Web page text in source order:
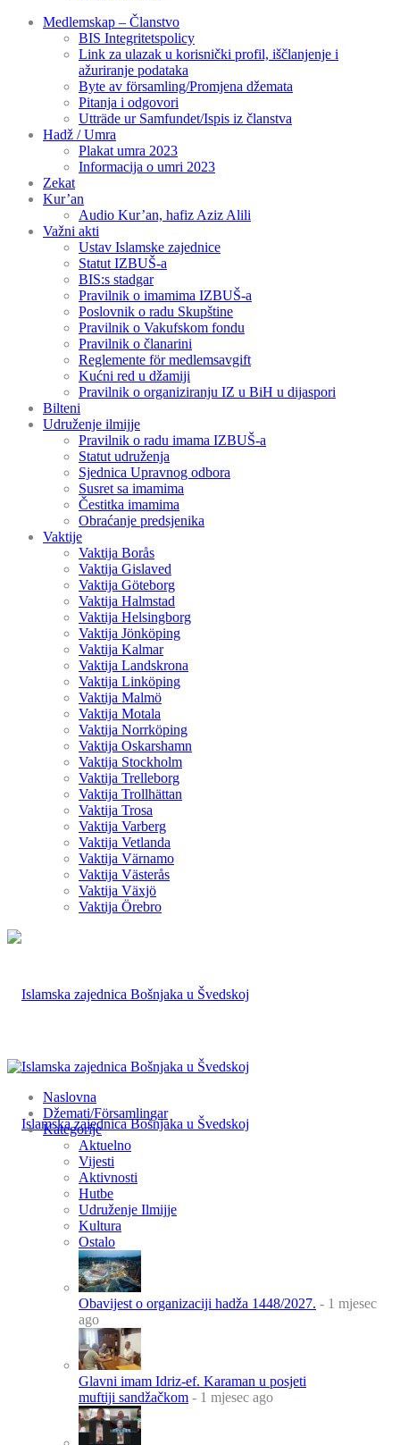
Medlemskap – Članstvo
BIS Integritetspolicy
Link za ulazak u korisnički profil, iščlanjenje i
ažuriranje podataka
Byte av församling/Promjena džemata
Pitanja i odgovori
Utträde ur Samfundet/Ispis iz članstva
Hadž / Umra
Plakat umra 2023
Informacija o umri 2023
Zekat
Kur’an
Audio Kur’an, hafiz Aziz Alili
Važni akti
Ustav Islamske zajednice
Statut IZBUŠ-a
BIS:s stadgar
Pravilnik o imamima IZBUŠ-a
Poslovnik o radu Skupštine
Pravilnik o Vakufskom fondu
Pravilnik o članarini
Reglemente för medlemsavgift
Kućni red u džamiji
Pravilnik o organiziranju IZ u BiH u dijaspori
Bilteni
Udruženje ilmijje
Pravilnik o radu imama IZBUŠ-a
Statut udruženja
Sjednica Upravnog odbora
Susret sa imamima
Čestitka imamima
Obraćanje predsjenika
Vaktije
Vaktija Borås
Vaktija Gislaved
Vaktija Göteborg
Vaktija Halmstad
Vaktija Helsingborg
Vaktija Jönköping
Vaktija Kalmar
Vaktija Landskrona
Vaktija Linköping
Vaktija Malmö
Vaktija Motala
Vaktija Norrköping
Vaktija Oskarshamn
Vaktija Stockholm
Vaktija Trelleborg
Vaktija Trollhättan
Vaktija Trosa
Vaktija Varberg
Vaktija Vetlanda
Vaktija Värnamo
Vaktija Västerås
Vaktija Växjö
Vaktija Örebro
Naslovna
Džemati/Församlingar
Kategorije
Aktuelno
Vijesti
Aktivnosti
Hutbe
Udruženje Ilmijje
Kultura
Ostalo
Obavijest o organizaciji hadža 1448/2027. - 1 mjesec
ago
Glavni imam Idriz-ef. Karaman u posjeti
muftiji sandžačkom - 1 mjesec ago